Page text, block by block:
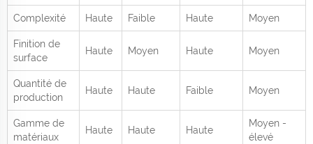
Complexité Haute Faible Haute Moyen
Finition de
surface
Haute Moyen Haute Moyen
Quantité de
production
Haute Haute Faible Moyen
Gamme de
matériaux
Haute Haute Haute
Moyen -
élevé